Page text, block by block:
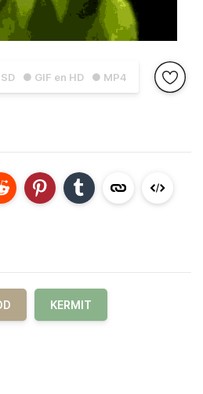
● GIF en HD ● MP4
KERMIT